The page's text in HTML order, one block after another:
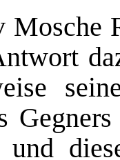
Mosche
und